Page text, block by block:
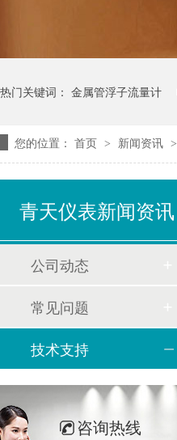
热门关键词： 金属管浮子流量计
您的位置： 首页 > 新闻资讯 >
青天仪表新闻资讯
公司动态
常见问题
技术支持
咨询热线